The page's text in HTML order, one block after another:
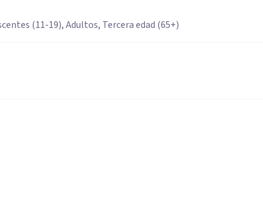
(11-19), Adultos, Tercera edad (65+)